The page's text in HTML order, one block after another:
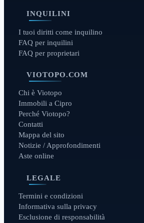
INQUILINI
I tuoi diritti come inquilino
FAQ per inquilini
FAQ per proprietari
VIOTOPO.COM
Chi è Viotopo
Immobili a Cipro
Perché Viotopo?
Contatti
Mappa del sito
Notizie / Approfondimenti
Aste online
LEGALE
Termini e condizioni
Informativa sulla privacy
Esclusione di responsabilità